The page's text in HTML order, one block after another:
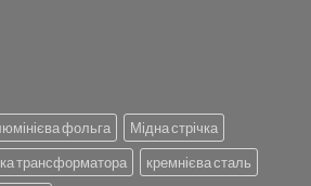
фольга
Мідна стрічка
трансформатора
кремнієва сталь